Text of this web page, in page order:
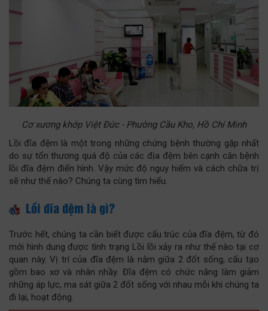
Cơ xương khớp Việt Đức - Phường Cầu Kho, Hồ Chí Minh
Lồi đĩa đệm là một trong những chứng bệnh thường gặp nhất
do sự tổn thương quá độ của các địa đệm bên cạnh căn bệnh
lồi đĩa đệm điển hình. Vậy mức độ nguy hiểm và cách chữa trị
sẽ như thế nào? Chúng ta cùng tìm hiểu.
Lồi đĩa đệm là gì?
Trước hết, chúng ta cần biết được cấu trúc của đĩa đệm, từ đó
mới hình dung được tình trạng Lồi lồi xảy ra như thế nào tại cơ
quan này. Vị trí của đĩa đệm là nằm giữa 2 đốt sống, cấu tạo
gồm bao xơ và nhân nhầy. Đĩa đệm có chức năng làm giảm
những áp lực, ma sát giữa 2 đốt sống với nhau mỗi khi chúng ta
đi lại, hoạt động.